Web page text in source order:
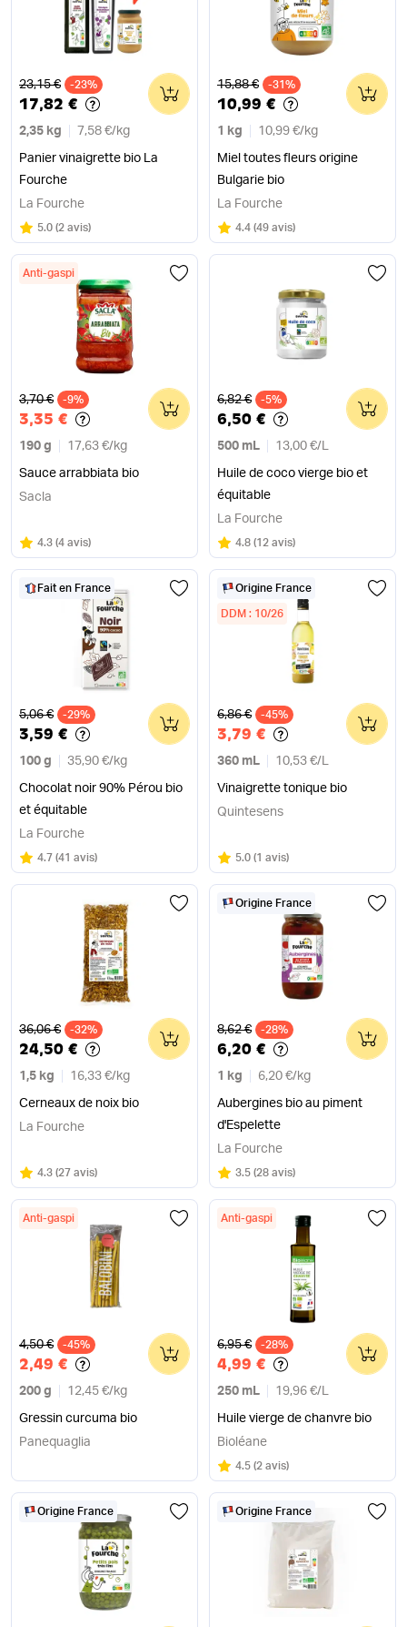
Ancien prix
23,15 € -23%
17,82 €
2,35 kg 7,58 €/ kg
Panier vinaigrette bio La
Fourche
0
La Fourche
Note
5.0 sur 5
(2 avis)
Ancien prix
15,88 € -31%
10,99 €
1 kg 10,99 €/ kg
Miel toutes fleurs origine
Bulgarie bio
0
La Fourche
Note
4.4 sur 5
(49 avis)
Anti-gaspi
Ancien prix
3,70 € -9%
3,35 €
190 g 17,63 €/ kg
Sauce arrabbiata bio
0
Sacla
Note
4.3 sur 5
(4 avis)
Ancien prix
6,82 € -5%
6,50 €
500 mL 13,00 €/ L
Huile de coco vierge bio et
équitable
0
La Fourche
Note
4.8 sur 5
(12 avis)
Fait en France
Ancien prix
5,06 € -29%
3,59 €
100 g 35,90 €/ kg
Chocolat noir 90% Pérou bio
et équitable
0
La Fourche
Note
4.7 sur 5
(41 avis)
Origine France
DDM : 10/26
Ancien prix
6,86 € -45%
3,79 €
360 mL 10,53 €/ L
Vinaigrette tonique bio
0
Quintesens
Note
5.0 sur 5
(1 avis)
Ancien prix
36,06 € -32%
24,50 €
1,5 kg 16,33 €/ kg
Cerneaux de noix bio
0
La Fourche
Note
4.3 sur 5
(27 avis)
Origine France
Ancien prix
8,62 € -28%
6,20 €
1 kg 6,20 €/ kg
Aubergines bio au piment
d'Espelette
0
La Fourche
Note
3.5 sur 5
(28 avis)
Anti-gaspi
Ancien prix
4,50 € -45%
2,49 €
200 g 12,45 €/ kg
Gressin curcuma bio
0
Panequaglia
Anti-gaspi
Ancien prix
6,95 € -28%
4,99 €
250 mL 19,96 €/ L
Huile vierge de chanvre bio
0
Bioléane
Note
4.5 sur 5
(2 avis)
Origine France Origine France